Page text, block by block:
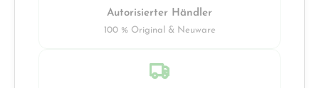
Autorisierter Händler
100 % Original & Neuware